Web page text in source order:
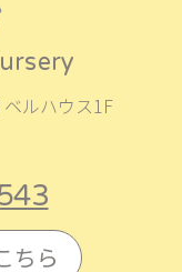
ルハウス1F
ちら